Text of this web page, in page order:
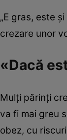
„E gras, este
crezare unor
«Dacă
Mulţi părinţi
va fi mai greu
obez, cu